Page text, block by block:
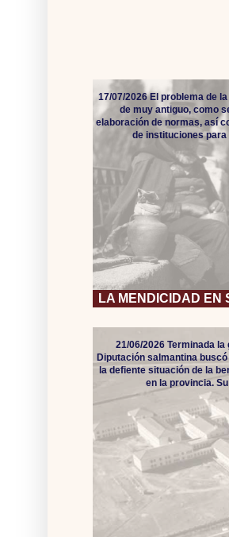
LA MENDICIDAD EN
17/07/2026 El problema de
de muy antiguo, como
elaboración de normas, así
de instituciones para
21/06/2026 Terminada
Diputación salmantina
la defiente situación de la
en la provincia.